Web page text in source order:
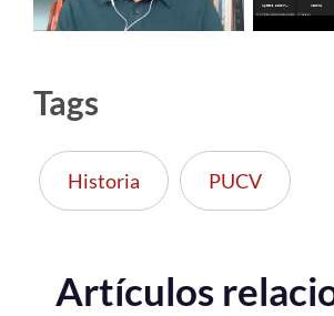
Tags
Historia PUCV
Artículos